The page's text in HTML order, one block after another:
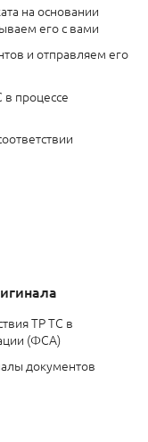
на основании
его с вами
и отправляем его
процессе
ТР ТС в
(ФСА)
документов